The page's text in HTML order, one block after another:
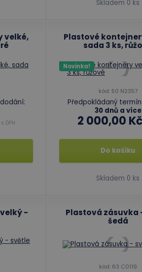
Skladem 0 ks
velké,
s DPH
Plastové
sada 3 ks,
Novinka!
kód: 50 N2357
Předpokládaný
30 dnů a více
2 000,00 Kč
Do košíku
Skladem 0 ks
-
Plastová zásuvka
šedá
kód: 63 C0119
PHP. Toto je
dobrým
mezi
žádostí, a tím
relace.
koncový